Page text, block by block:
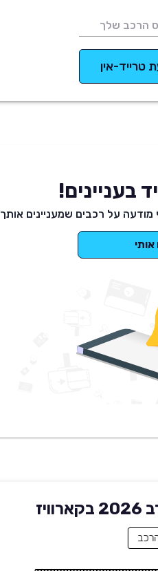
אין
בעניינים!
על רכבים שמעניינים אותך
אותי